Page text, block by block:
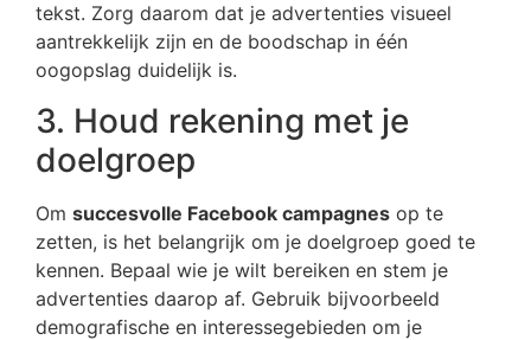
tekst. Zorg daarom dat je advertenties visueel
aantrekkelijk zijn en de boodschap in één
oogopslag duidelijk is.
3. Houd rekening met je
doelgroep
Om succesvolle Facebook campagnes op te
zetten, is het belangrijk om je doelgroep goed te
kennen. Bepaal wie je wilt bereiken en stem je
advertenties daarop af. Gebruik bijvoorbeeld
demografische en interessegebieden om je